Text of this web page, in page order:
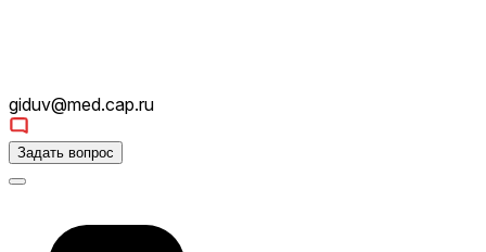
giduv@med.cap.ru
Задать вопрос